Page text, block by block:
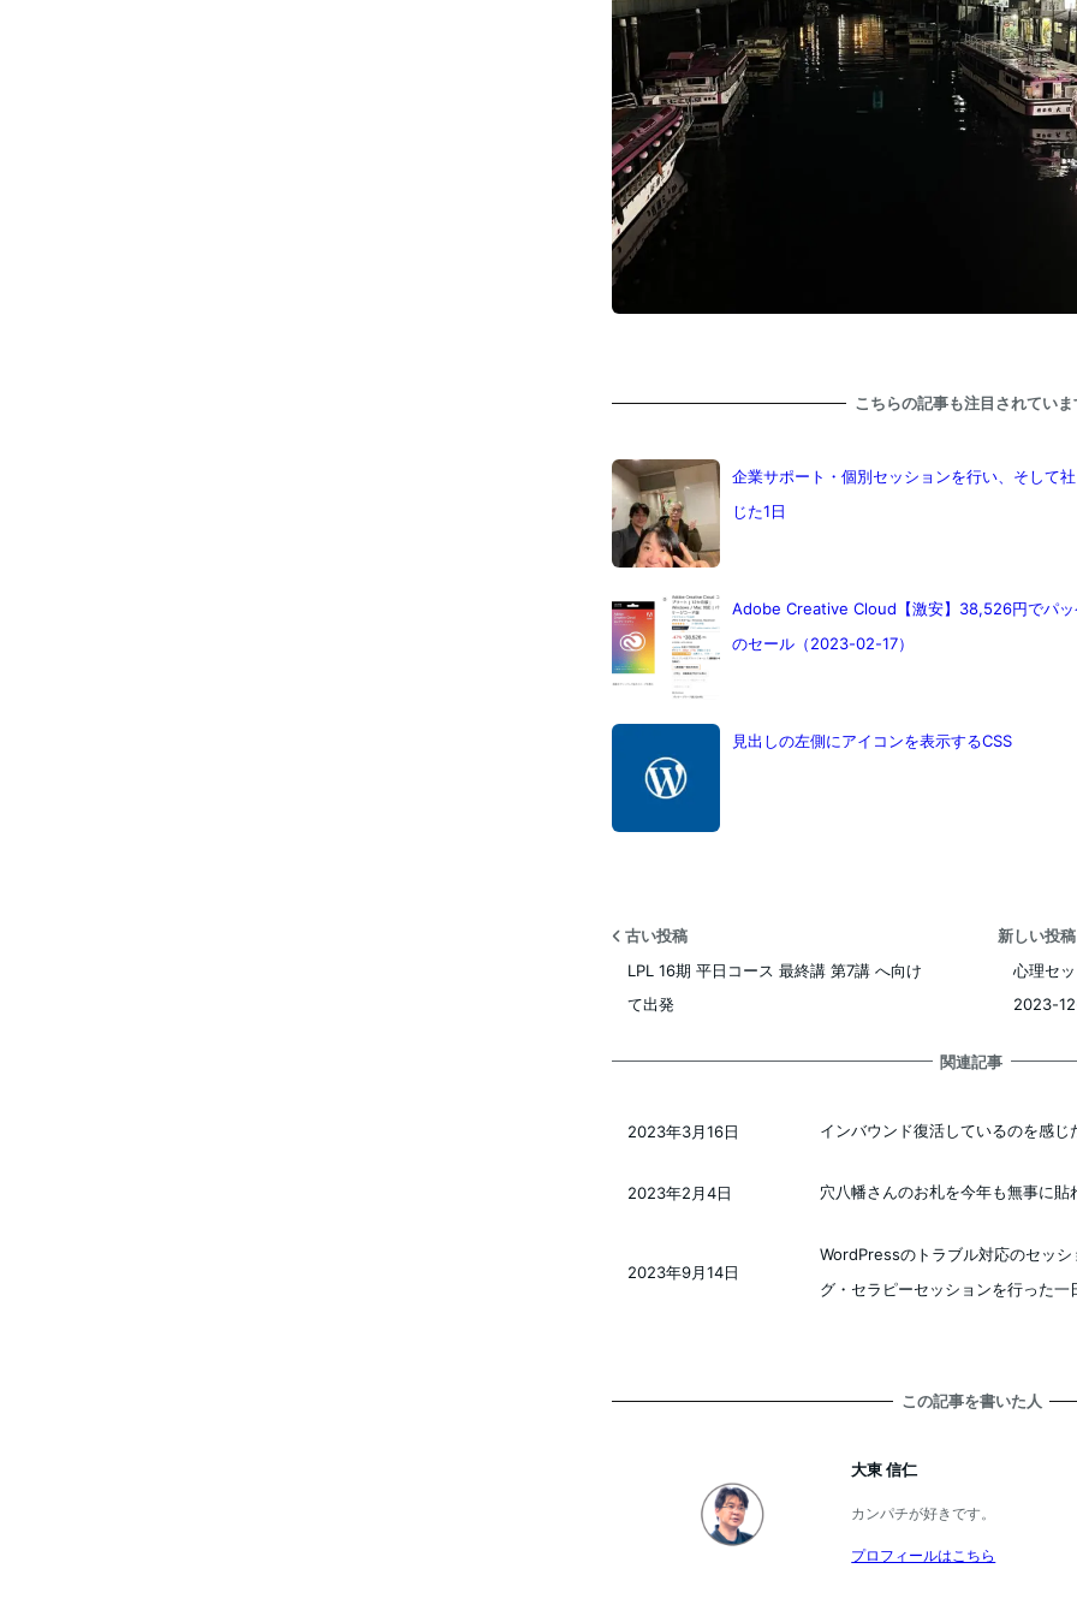
こちらの記事も注目されていま
企業サポート・個別セッションを行い、そして
じた1日
Adobe Creative Cloud【激安】38,526円でパ
のセール（2023-02-17）
見出しの左側にアイコンを表示するCSS
古い投稿
LPL 16期 平日コース 最終講 第7講 へ向け
て出発
新しい投
心理セ
2023-
関連記事
インバウンド復活しているのを感
2023年3月16日
穴八幡さんのお札を今年も無事に
2023年2月4日
WordPressのトラブル対応のセッ
グ・セラピーセッションを行った
2023年9月14日
この記事を書いた人
大東 信仁
カンパチが好きです。
プロフィールはこちら